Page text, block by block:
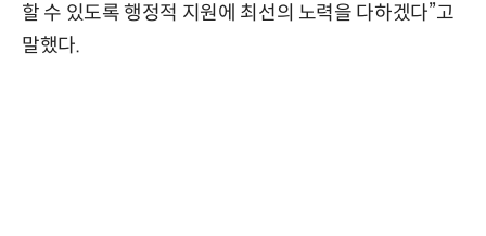
할 수 있도록 행정적 지원에 최선의 노력을 다하겠다”고
말했다.